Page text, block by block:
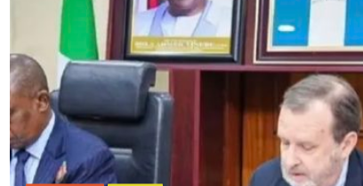
Tchandoulaye, dit Jorio Star... 7 AOÛT 2026
création des journaux en ligne... 4 AOÛT 2026